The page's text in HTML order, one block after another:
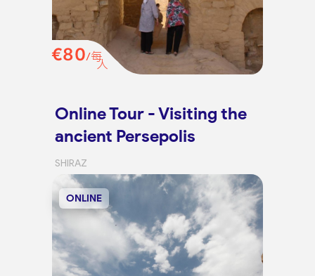
€80/每
人
Online Tour - Visiting the
ancient Persepolis
SHIRAZ
ONLINE